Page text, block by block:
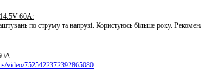
60A:
по струму та напрузі. Користуюсь більше року.
video/7525422372392865080